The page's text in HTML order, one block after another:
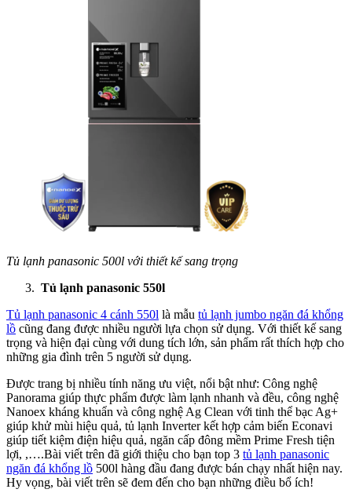
Tủ lạnh panasonic 500l với thiết kế sang trọng
Tủ lạnh panasonic 550l
Tủ lạnh panasonic 4 cánh 550l là mẫu tủ lạnh jumbo ngăn đá khổng
lồ cũng đang được nhiều người lựa chọn sử dụng. Với thiết kế sang
trọng và hiện đại cùng với dung tích lớn, sản phẩm rất thích hợp cho
những gia đình trên 5 người sử dụng.
Được trang bị nhiều tính năng ưu việt, nổi bật như: Công nghệ
Panorama giúp thực phẩm được làm lạnh nhanh và đều, công nghệ
Nanoex kháng khuẩn và công nghệ Ag Clean với tinh thể bạc Ag+
giúp khử mùi hiệu quả, tủ lạnh Inverter kết hợp cảm biến Econavi
giúp tiết kiệm điện hiệu quả, ngăn cấp đông mềm Prime Fresh tiện
lợi, ,….Bài viết trên đã giới thiệu cho bạn top 3 tủ lạnh panasonic
ngăn đá khổng lồ 500l hàng đầu đang được bán chạy nhất hiện nay.
Hy vọng, bài viết trên sẽ đem đến cho bạn những điều bổ ích!